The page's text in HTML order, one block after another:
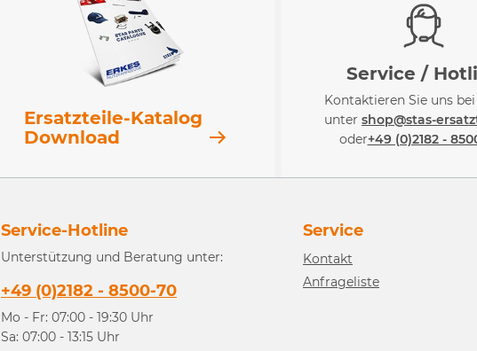
Ersatzteile-Katalog
Download
Service /
Kontaktieren Sie uns
unter shop@stas-
oder+49 (0)2182 -
Service-Hotline
Unterstützung und Beratung unter:
+49 (0)2182 - 8500-70
Mo - Fr: 07:00 - 19:30 Uhr
Sa: 07:00 - 13:15 Uhr
Service
Kontakt
Anfrageliste